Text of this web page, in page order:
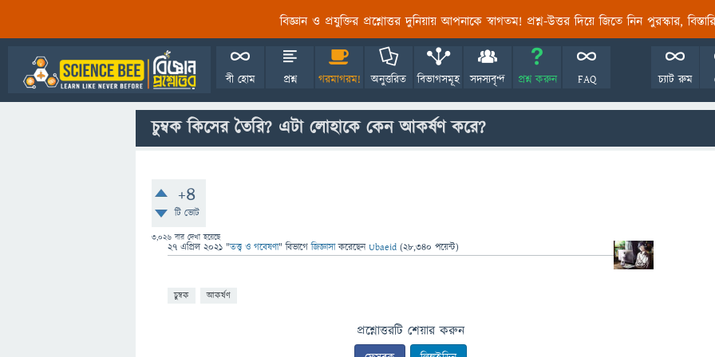
বিজ্ঞান ও প্রযুক্তির প্রশ্নোত্তর দুনিয়ায় আপনাকে স্বাগতম! প্রশ্ন-উত্তর দিয়ে জিতে নিন পুরস্কার,
বী হোম প্রশ্ন গরমাগরম! অনুত্তরিত বিভাগসমূহ সদস্যবৃন্দ প্রশ্ন করুন FAQ চ্যাট রুম
চুম্বক কিসের তৈরি? এটা লোহাকে কেন আকর্ষণ করে?
+4
টি ভোট
3,026 বার দেখা হয়েছে
27 এপ্রিল 2021 "তত্ত্ব ও গবেষণা" বিভাগে জিজ্ঞাসাকরেছেনUbaeid (28,340 পয়েন্ট)
চুম্বক আকর্ষণ
প্রশ্নোত্তরটি শেয়ার করুন